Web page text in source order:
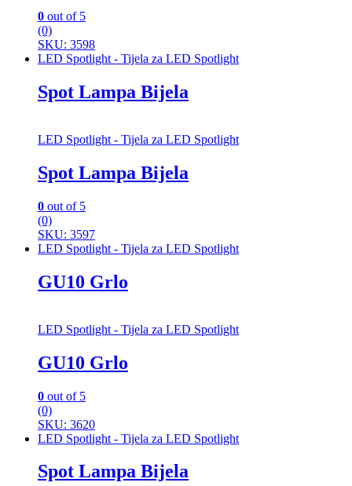
0 out of 5
(0)
SKU: 3598
LED Spotlight - Tijela za LED Spotlight
Spot Lampa Bijela
LED Spotlight - Tijela za LED Spotlight
Spot Lampa Bijela
0 out of 5
(0)
SKU: 3597
LED Spotlight - Tijela za LED Spotlight
GU10 Grlo
LED Spotlight - Tijela za LED Spotlight
GU10 Grlo
0 out of 5
(0)
SKU: 3620
LED Spotlight - Tijela za LED Spotlight
Spot Lampa Bijela